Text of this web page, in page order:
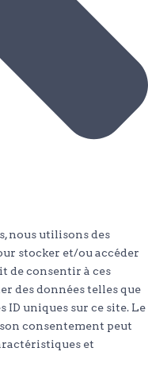
nous utilisons des
stocker et/ou accéder
de consentir à ces
des données telles que
uniques sur ce site. Le
consentement peut
et